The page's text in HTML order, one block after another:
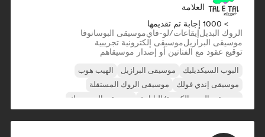
العلامة
> 1000 إجابة تم تقديمها
الروك البديلإيقاعات/لو-فايموسيقى البوسانوفا
موسيقى البرازيلموسيقى إلكترونية تجريبية
توقيع عقود مع الفنانين أو إصدار موسيقاهم
البوب السيكديليك موسيقى البرازيل
الهيب هوب
موسيقى إندي فولك
موسيقى الروك المستقلة
موسيقى البوب الكورية/اليابانية
موسيقى البوب روك